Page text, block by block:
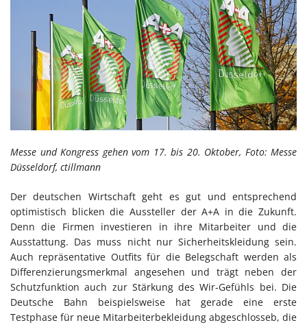
Messe und Kongress gehen vom 17. bis 20. Oktober, Foto: Messe
Düsseldorf, ctillmann
Der deutschen Wirtschaft geht es gut und entsprechend
optimistisch blicken die Aussteller der A+A in die Zukunft.
Denn die Firmen investieren in ihre Mitarbeiter und die
Ausstattung. Das muss nicht nur Sicherheitskleidung sein.
Auch repräsentative Outfits für die Belegschaft werden als
Differenzierungsmerkmal angesehen und trägt neben der
Schutzfunktion auch zur Stärkung des Wir-Gefühls bei. Die
Deutsche Bahn beispielsweise hat gerade eine erste
Testphase für neue Mitarbeiterbekleidung abgeschlosseb, die